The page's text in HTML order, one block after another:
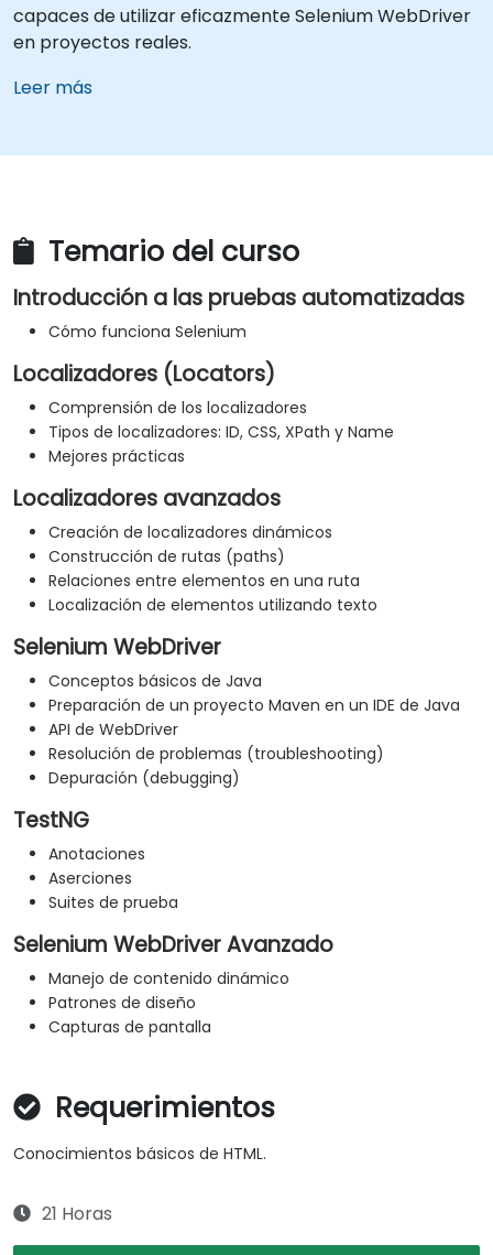
capaces de utilizar eficazmente Selenium WebDriver
en proyectos reales.
Leer más
Temario del curso
Introducción a las pruebas automatizadas
Cómo funciona Selenium
Localizadores (Locators)
Comprensión de los localizadores
Tipos de localizadores: ID, CSS, XPath y Name
Mejores prácticas
Localizadores avanzados
Creación de localizadores dinámicos
Construcción de rutas (paths)
Relaciones entre elementos en una ruta
Localización de elementos utilizando texto
Selenium WebDriver
Conceptos básicos de Java
Preparación de un proyecto Maven en un IDE de Java
API de WebDriver
Resolución de problemas (troubleshooting)
Depuración (debugging)
TestNG
Anotaciones
Aserciones
Suites de prueba
Selenium WebDriver Avanzado
Manejo de contenido dinámico
Patrones de diseño
Capturas de pantalla
Requerimientos
Conocimientos básicos de HTML.
21 Horas